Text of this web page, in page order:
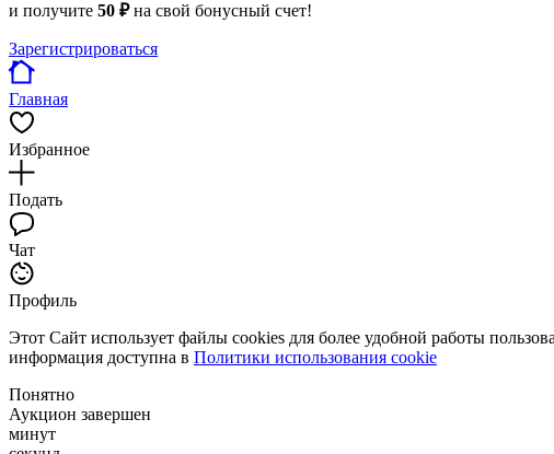
и получите 50 ₽на свой бонусный счет!
Зарегистрироваться
Главная
Избранное
Подать
Чат
Профиль
Этот Сайт использует файлы cookies для более удобной работы
информация доступна в Политики использования cookie
Понятно
Аукцион завершен
минут